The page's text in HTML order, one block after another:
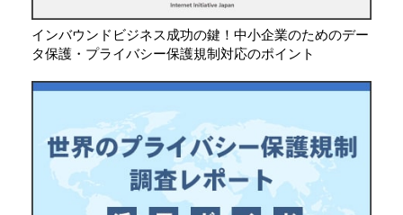
インバウンドビジネス成功の鍵！中小企業のためのデー
タ保護・プライバシー保護規制対応のポイント